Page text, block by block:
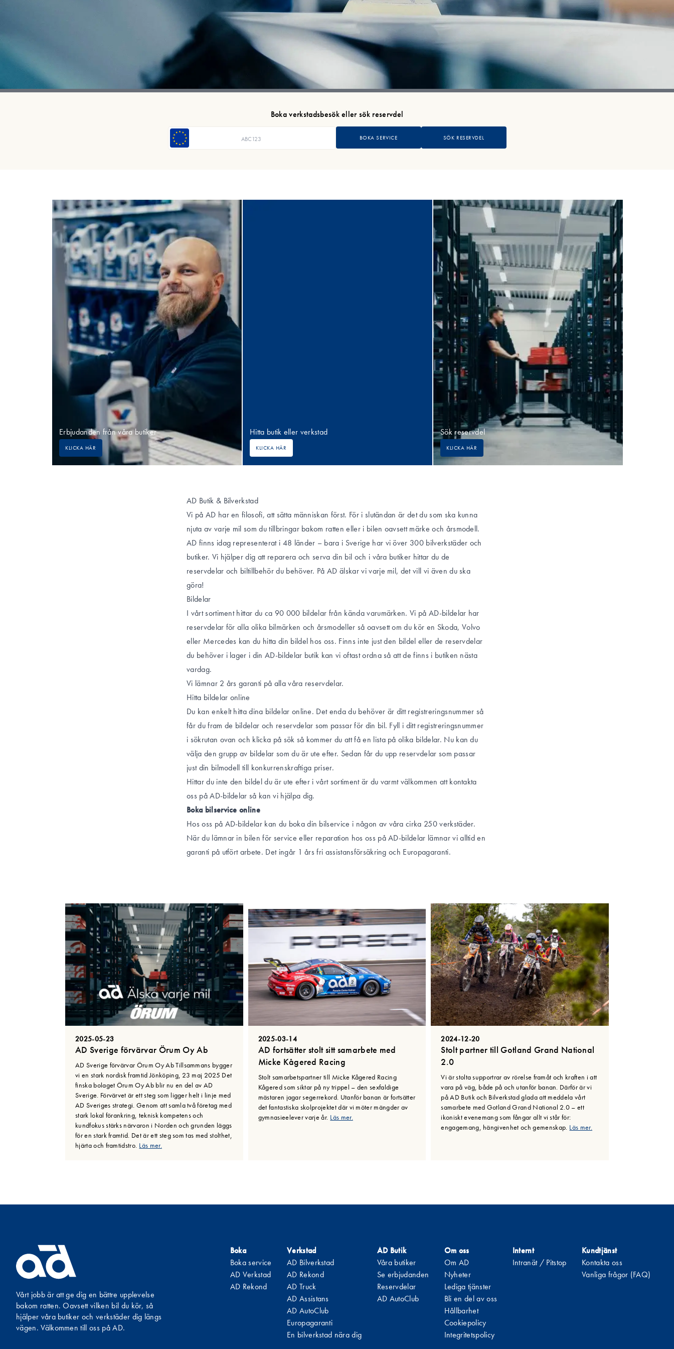
Boka verkstadsbesök eller sök reservdel
BOKA SERVICE SÖK RESERVDEL
Erbjudanden från våra butiker
KLICKA HÄR
Hitta butik eller verkstad
KLICKA HÄR
Sök reservdel
KLICKA HÄR
AD Butik & Bilverkstad
Vi på AD har en filosofi, att sätta människan först. För i slutändan är det du som ska kunna
njuta av varje mil som du tillbringar bakom ratten eller i bilen oavsett märke och årsmodell.
AD finns idag representerat i 48 länder – bara i Sverige har vi över 300 bilverkstäder och
butiker. Vi hjälper dig att reparera och serva din bil och i våra butiker hittar du de
reservdelar och biltillbehör du behöver. På AD älskar vi varje mil, det vill vi även du ska
göra!
Bildelar
I vårt sortiment hittar du ca 90 000 bildelar från kända varumärken. Vi på AD-bildelar har
reservdelar för alla olika bilmärken och årsmodeller så oavsett om du kör en Skoda, Volvo
eller Mercedes kan du hitta din bildel hos oss. Finns inte just den bildel eller de reservdelar
du behöver i lager i din AD-bildelar butik kan vi oftast ordna så att de finns i butiken nästa
vardag.
Vi lämnar 2 års garanti på alla våra reservdelar.
Hitta bildelar online
Du kan enkelt hitta dina bildelar online. Det enda du behöver är ditt registreringsnummer så
får du fram de bildelar och reservdelar som passar för din bil. Fyll i ditt registreringsnummer
i sökrutan ovan och klicka på sök så kommer du att få en lista på olika bildelar. Nu kan du
välja den grupp av bildelar som du är ute efter. Sedan får du upp reservdelar som passar
just din bilmodell till konkurrenskraftiga priser.
Hittar du inte den bildel du är ute efter i vårt sortiment är du varmt välkommen att kontakta
oss på AD-bildelar så kan vi hjälpa dig.
Boka bilservice online
Hos oss på AD-bildelar kan du boka din bilservice i någon av våra cirka 250 verkstäder.
När du lämnar in bilen för service eller reparation hos oss på AD-bildelar lämnar vi alltid en
garanti på utfört arbete. Det ingår 1 års fri assistansförsäkring och Europagaranti.
2025-05-23
AD Sverige förvärvar Örum Oy Ab
AD Sverige förvärvar Örum Oy Ab Tillsammans bygger
vi en stark nordisk framtid Jönköping, 23 maj 2025 Det
finska bolaget Örum Oy Ab blir nu en del av AD
Sverige. Förvärvet är ett steg som ligger helt i linje med
AD Sveriges strategi. Genom att samla två företag med
stark lokal förankring, teknisk kompetens och
kundfokus stärks närvaron i Norden och grunden läggs
för en stark framtid. Det är ett steg som tas med stolthet,
hjärta och framtidstro. Läs mer.
2025-03-14
AD fortsätter stolt sitt samarbete med
Micke Kågered Racing
Stolt samarbetspartner till Micke Kågered Racing
Kågered som siktar på ny trippel – den sexfaldige
mästaren jagar segerrekord. Utanför banan är fortsätter
det fantastiska skolprojektet där vi möter mängder av
gymnasieelever varje år. Läs mer.
2024-12-20
Stolt partner till Gotland Grand National
2.0
Vi är stolta supportrar av rörelse framåt och kraften i att
vara på väg, både på och utanför banan. Därför är vi
på AD Butik och Bilverkstad glada att meddela vårt
samarbete med Gotland Grand National 2.0 – ett
ikoniskt evenemang som fångar allt vi står för:
engagemang, hängivenhet och gemenskap. Läs mer.
Vårt jobb är att ge dig en bättre upplevelse
bakom ratten. Oavsett vilken bil du kör, så
hjälper våra butiker och verkstäder dig längs
vägen. Välkommen till oss på AD.
Boka
Boka service
AD Verkstad
AD Rekond
Verkstad
AD Bilverkstad
AD Rekond
AD Truck
AD Assistans
AD AutoClub
Europagaranti
En bilverkstad nära dig
AD Butik
Våra butiker
Se erbjudanden
Reservdelar
AD AutoClub
Om oss
Om AD
Nyheter
Lediga tjänster
Bli en del av oss
Hållbarhet
Cookiepolicy
Integritetspolicy
Internt
Intranät / Pitstop
Kundtjänst
Kontakta oss
Vanliga frågor (FAQ)